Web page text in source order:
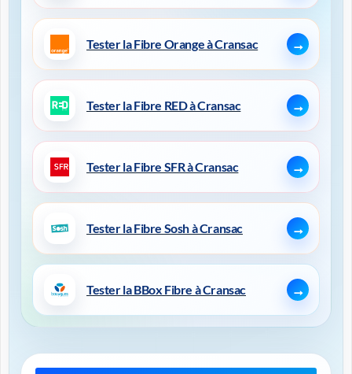
Tester la Fibre Orange à Cransac
Tester la Fibre RED à Cransac
Tester la Fibre SFR à Cransac
Tester la Fibre Sosh à Cransac
Tester la BBox Fibre à Cransac